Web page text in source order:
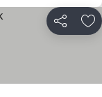
シェア お